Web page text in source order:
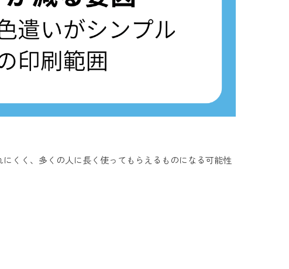
くく、多くの人に長く使ってもらえるものになる可能性